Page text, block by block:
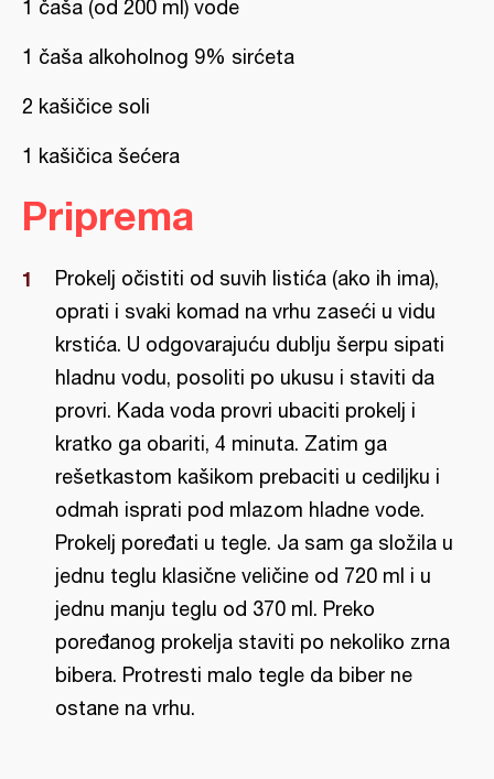
1 čaša (od 200 ml) vode
1 čaša alkoholnog 9% sirćeta
2 kašičice soli
1 kašičica šećera
Priprema
Prokelj očistiti od suvih listića (ako ih ima),
oprati i svaki komad na vrhu zaseći u vidu
krstića. U odgovarajuću dublju šerpu sipati
hladnu vodu, posoliti po ukusu i staviti da
provri. Kada voda provri ubaciti prokelj i
kratko ga obariti, 4 minuta. Zatim ga
rešetkastom kašikom prebaciti u cediljku i
odmah isprati pod mlazom hladne vode.
Prokelj poređati u tegle. Ja sam ga složila u
jednu teglu klasične veličine od 720 ml i u
jednu manju teglu od 370 ml. Preko
poređanog prokelja staviti po nekoliko zrna
bibera. Protresti malo tegle da biber ne
ostane na vrhu.